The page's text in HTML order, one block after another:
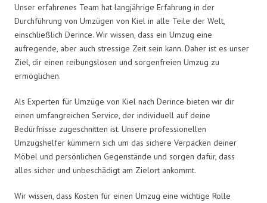
Unser erfahrenes Team hat langjährige Erfahrung in der
Durchführung von Umzügen von Kiel in alle Teile der Welt,
einschließlich Derince. Wir wissen, dass ein Umzug eine
aufregende, aber auch stressige Zeit sein kann. Daher ist es unser
Ziel, dir einen reibungslosen und sorgenfreien Umzug zu
ermöglichen.
Als Experten für Umzüge von Kiel nach Derince bieten wir dir
einen umfangreichen Service, der individuell auf deine
Bedürfnisse zugeschnitten ist. Unsere professionellen
Umzugshelfer kümmern sich um das sichere Verpacken deiner
Möbel und persönlichen Gegenstände und sorgen dafür, dass
alles sicher und unbeschädigt am Zielort ankommt.
Wir wissen, dass Kosten für einen Umzug eine wichtige Rolle